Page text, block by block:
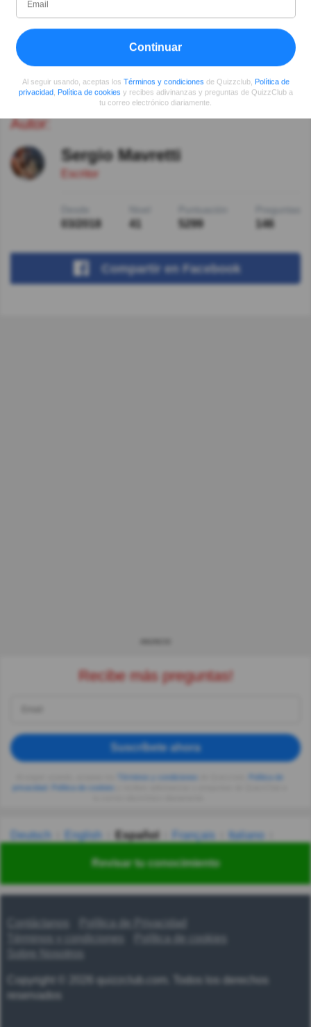
Revisar tu conocimiento
Me gusto
Ver más comentarios
Autor:
Sergio Mavretti
Escritor
03/2018 41 5299 146
Compartir en Facebook
Recibe más preguntas!
Suscríbete ahora
Deutsch English Español Français
Italiano
Українська हिन्दी 한국어 汉语
Contáctanos
Política de Privacidad
Términos y condiciones
Copyright © 2026 quizzclub.com. Todos los derechos
reservados
Continuar
Al seguir usando, aceptas los Términos y condiciones de Quizzclub, Política de
privacidad
Política de cookies y recibes adivinanzas y preguntas de QuizzClub a
tu correo electrónico diariamente.